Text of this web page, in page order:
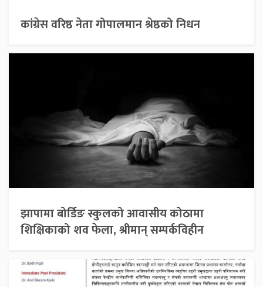
कांग्रेस वरिष्ठ नेता गोपालमान श्रेष्ठको निधन
झापामा बोर्डिङ स्कुलको आवासीय कोठामा
शिक्षिकाको शव फेला, श्रीमान् सम्पर्कविहीन